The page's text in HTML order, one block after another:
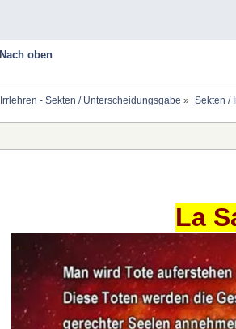
Nach oben
Irrlehren - Sekten / Unterscheidungsgabe » Sekten /
La